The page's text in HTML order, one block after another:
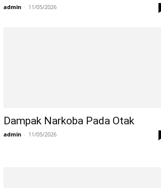
admin - 11/05/2026
Dampak Narkoba Pada Otak
admin - 11/05/2026